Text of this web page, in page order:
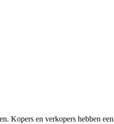
Kopers en verkopers hebben